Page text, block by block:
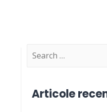
S
Articole